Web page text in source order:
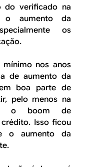
do verificado na
o aumento da
os
nos anos
de aumento da
boa parte de
pelo menos na
o boom de
Isso ficou
o aumento da